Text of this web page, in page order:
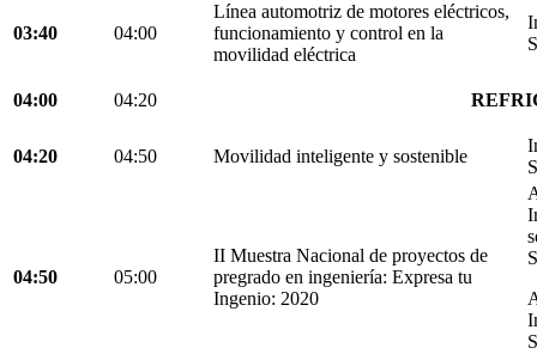
03:40 04:00
Línea automotriz de motores eléctricos,
funcionamiento y control en la
movilidad eléctrica
04:00 04:20
04:20 04:50 Movilidad inteligente y sostenible
04:50 05:00
II Muestra Nacional de proyectos de
pregrado en ingeniería: Expresa tu
Ingenio: 2020